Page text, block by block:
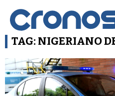
TAG: NIGERIANO